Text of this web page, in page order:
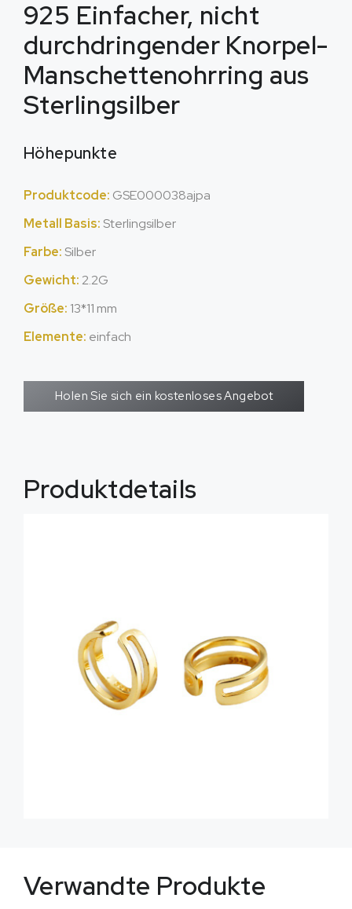
925 Einfacher, nicht
durchdringender Knorpel-
Manschettenohrring aus
Sterlingsilber
Höhepunkte
Produktcode: GSE000038ajpa
Metall Basis: Sterlingsilber
Farbe: Silber
Gewicht: 2.2G
Größe: 13*11 mm
Elemente: einfach
Holen Sie sich ein kostenloses Angebot
Produktdetails
Verwandte Produkte